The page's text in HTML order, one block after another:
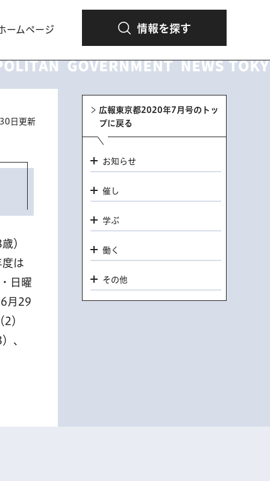
ームページ 情報を探す
日更新
）
は
日曜
月29
）
、
広報東京都2020年7月号のトッ
プに戻る
お知らせ
催し
学ぶ
働く
その他